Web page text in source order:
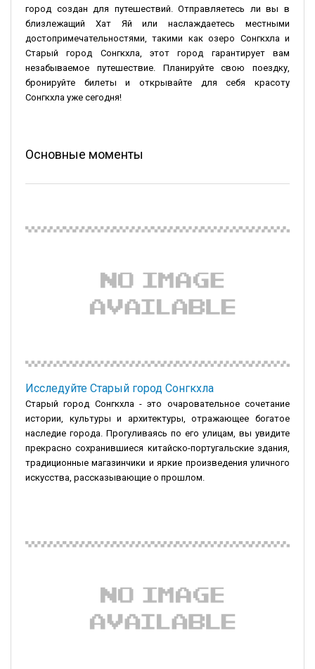
город создан для путешествий. Отправляетесь ли вы в
близлежащий Хат Яй или наслаждаетесь местными
достопримечательностями, такими как озеро Сонгкхла и
Старый город Сонгкхла, этот город гарантирует вам
незабываемое путешествие. Планируйте свою поездку,
бронируйте билеты и открывайте для себя красоту
Сонгкхла уже сегодня!
Основные моменты
Исследуйте Старый город Сонгкхла
Старый город Сонгкхла - это очаровательное сочетание
истории, культуры и архитектуры, отражающее богатое
наследие города. Прогуливаясь по его улицам, вы увидите
прекрасно сохранившиеся китайско-португальские здания,
традиционные магазинчики и яркие произведения уличного
искусства, рассказывающие о прошлом.